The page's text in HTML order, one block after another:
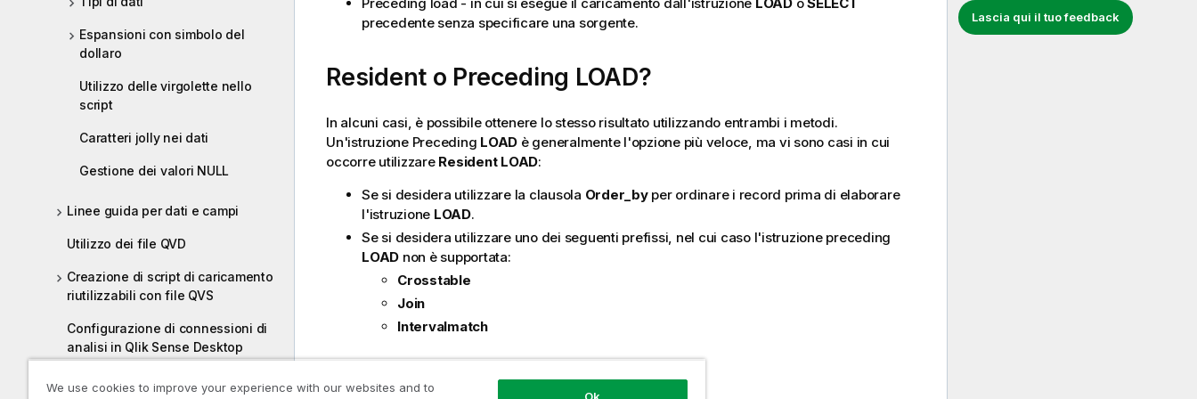
Espansioni con simbolo del
dollaro
Utilizzo delle virgolette nello
script
Caratteri jolly nei dati
Gestione dei valori NULL
Linee guida per dati e campi
Utilizzo dei file QVD
Creazione di script di caricamento
riutilizzabili con file QVS
Configurazione di connessioni di
analisi in Qlik Sense Desktop
Gestione della sicurezza dati con
Lascia qui il tuo feedback
precedente senza specificare una sorgente.
Resident o Preceding LOAD?
In alcuni casi, è possibile ottenere lo stesso risultato utilizzando entrambi i metodi.
Un'istruzione Preceding LOAD è generalmente l'opzione più veloce, ma vi sono casi in cui
occorre utilizzare Resident LOAD:
Se si desidera utilizzare la clausola Order_byper ordinare i record prima di elaborare
l'istruzione LOAD.
Se si desidera utilizzare uno dei seguenti prefissi, nel cui caso l'istruzione preceding
LOAD non è supportata:
Crosstable
Join
Intervalmatch
Resident LOAD
We use cookies to improve your experience with our websites and to